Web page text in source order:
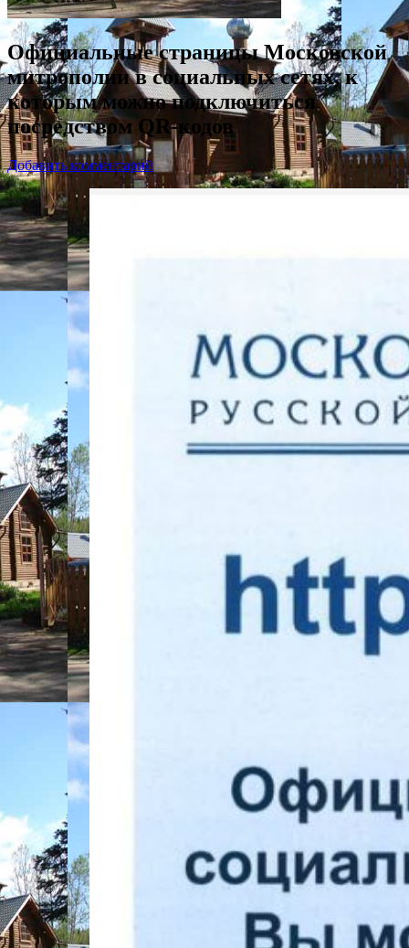
Официальные страницы Московской
митрополии в социальных сетях, к
которым можно подключиться
посредством QR-кодов
Добавить комментарий